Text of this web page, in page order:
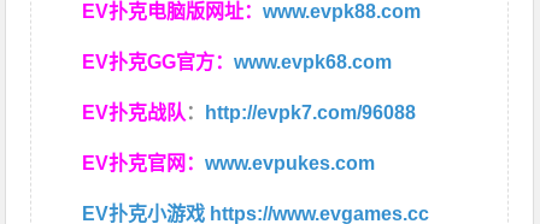
EV扑克电脑版网址：www.evpk88.com
EV扑克GG官方：www.evpk68.com
EV扑克战队 ： http://evpk7.com/96088
EV扑克官网：www.evpukes.com
EV扑克小游戏 https://www.evgames.cc